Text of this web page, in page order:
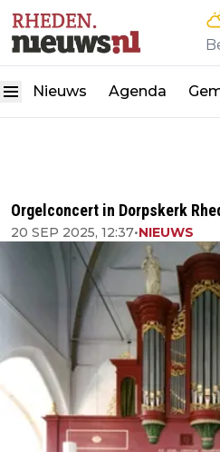
Nieuws Agenda
Orgelconcert in Dorpskerk
20 SEP 2025, 12:37•NIEUWS